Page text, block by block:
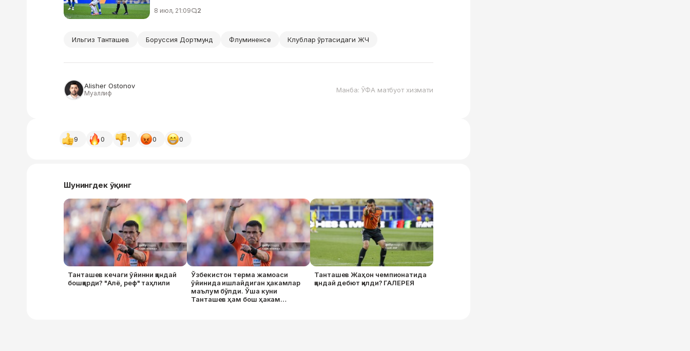
8 июл, 21:09 2
Ильгиз Танташев Боруссия Дортмунд Флуминенсе Клублар ўртасидаги ЖЧ
Alisher Ostonov
Муаллиф Манба: ЎФА матбуот хизмати
9 0 1 0 0
Шунингдек ўқинг
Танташев кечаги ўйинни қандай
бошқарди? "Алё, реф" таҳлили
Ўзбекистон терма жамоаси
ўйинида ишлайдиган ҳакамлар
маълум бўлди. Ўша куни
Танташев ҳам бош ҳакам
Танташев Жаҳон чемпионатида
қандай дебют қилди? ГАЛЕРЕЯ